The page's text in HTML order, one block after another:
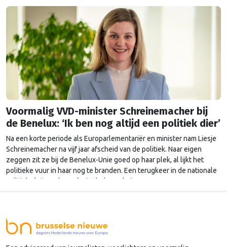
Voormalig VVD-minister Schreinemacher bij
de Benelux: ‘Ik ben nog altijd een politiek dier’
Na een korte periode als Europarlementariër en minister nam Liesje
Schreinemacher na vijf jaar afscheid van de politiek. Naar eigen
zeggen zit ze bij de Benelux-Unie goed op haar plek, al lijkt het
politieke vuur in haar nog te branden. Een terugkeer in de nationale
politiek sluit ze dan ook niet helemaal uit.